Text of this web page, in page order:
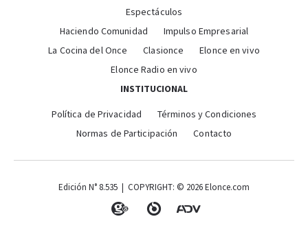
Espectáculos
Haciendo Comunidad
Impulso Empresarial
La Cocina del Once
Clasionce
Elonce en vivo
Elonce Radio en vivo
INSTITUCIONAL
Política de Privacidad
Términos y Condiciones
Normas de Participación
Contacto
Edición N° 8.535 | COPYRIGHT: © 2026 Elonce.com